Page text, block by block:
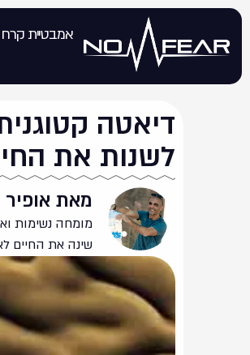
אמבטיית קרח
דיאטה
לשנות את
מאת אופיר
מומחה נשימות
שינה את החיים